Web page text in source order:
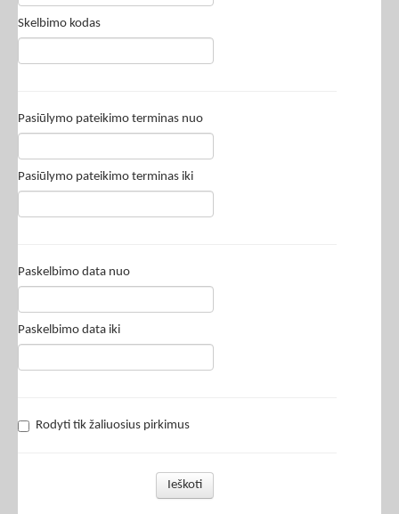
Skelbimo kodas
Pasiūlymo pateikimo terminas nuo
Pasiūlymo pateikimo terminas iki
Paskelbimo data nuo
Paskelbimo data iki
Rodyti tik žaliuosius pirkimus
Ieškoti